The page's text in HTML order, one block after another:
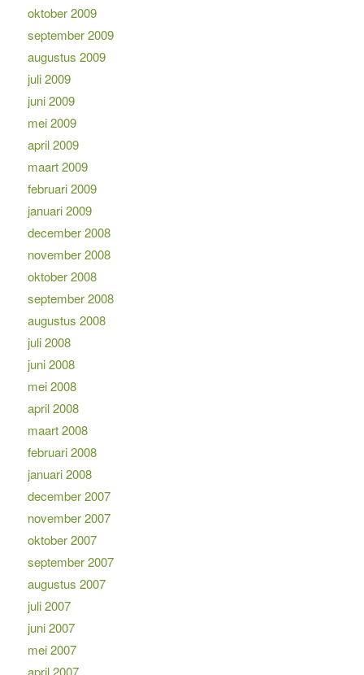
oktober 2009
september 2009
augustus 2009
juli 2009
juni 2009
mei 2009
april 2009
maart 2009
februari 2009
januari 2009
december 2008
november 2008
oktober 2008
september 2008
augustus 2008
juli 2008
juni 2008
mei 2008
april 2008
maart 2008
februari 2008
januari 2008
december 2007
november 2007
oktober 2007
september 2007
augustus 2007
juli 2007
juni 2007
mei 2007
april 2007